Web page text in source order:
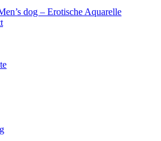
dog – Erotische Aquarelle